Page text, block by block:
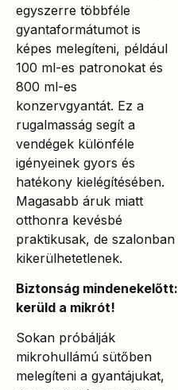
egyszerre többféle
gyantaformátumot is
képes melegíteni, például
100 ml-es patronokat és
800 ml-es
konzervgyantát. Ez a
rugalmasság segít a
vendégek különféle
igényeinek gyors és
hatékony kielégítésében.
Magasabb áruk miatt
otthonra kevésbé
praktikusak, de szalonban
kikerülhetetlenek.
Biztonság mindenekelőtt:
kerüld a mikrót!
Sokan próbálják
mikrohullámú sütőben
melegíteni a gyantájukat,